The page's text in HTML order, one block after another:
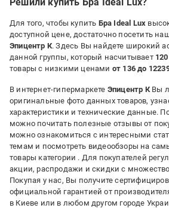
Для того, чтобы купить Бра Ideal Lux
доступной цене, достаточно посетить
Эпицентр К. Здесь Вы найдете широкий
данной группы, который насчитывает
товары с низкими ценами от 136 до
В интернет-гипермаркете Эпицентр КВы
оригинальные фото данных товаров,
характеристики и технические данные.
можно почитать полезные отзывы от
можно ознакомиться с интересными
темам и посмотреть видеообзоры на
товары категории . Для покупателей
акции, распродажи и скидки с
Покупая у нас, Вы получите
официальной гарантией от
в Киеве или в любом другом городе